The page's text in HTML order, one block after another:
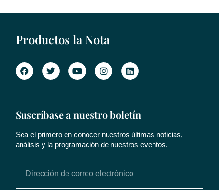
Productos la Nota
Suscríbase a nuestro boletín
Sea el primero en conocer nuestros últimas noticias,
análisis y la programación de nuestros eventos.